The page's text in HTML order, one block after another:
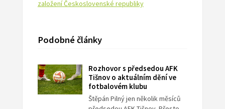
založení Československé republiky
Podobné články
Rozhovor s předsedou AFK
Tišnov o aktuálním dění ve
fotbalovém klubu
Štěpán Pilný jen několik měsíců